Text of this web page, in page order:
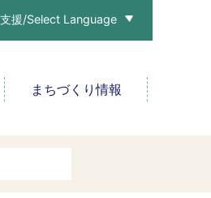
援/Select Language
まちづくり情報